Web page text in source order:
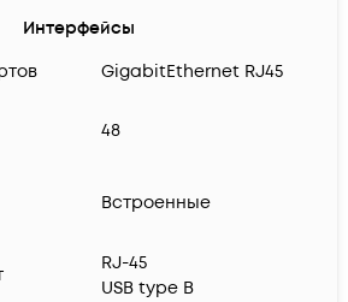
Интерфейсы
GigabitEthernet RJ45
48
Встроенные
RJ-45
USB type B